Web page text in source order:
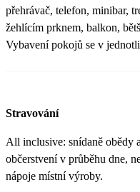
přehrávač, telefon, minibar,
žehlícím prknem, balkon,
Vybavení pokojů se v
Stravování
All inclusive: snídaně obědy
občerstvení v průběhu dne,
nápoje místní výroby.